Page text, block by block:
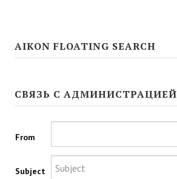
Sims 4
Star Wars Knights of the Old Republic 1
Titan Quest Immortal Throne
AIKON FLOATING SEARCH
СВЯЗЬ С АДМИНИСТРАЦИЕЙ
From
Subject